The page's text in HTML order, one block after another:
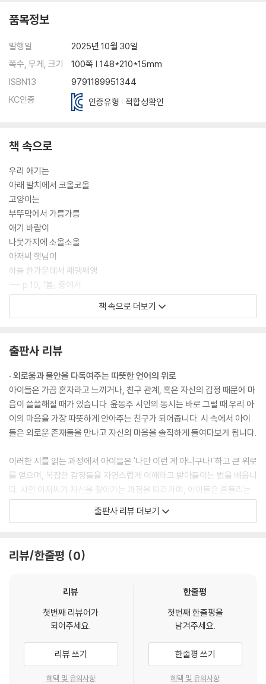
품목정보
발행일
2025년 10월 30일
쪽수, 무게, 크기
100쪽 | 148*210*15mm
ISBN13
9791189951344
KC인증
인증유형 : 적합성확인
책 속으로
우리 애기는
아래 발치에서 코올코올
고양이는
부뚜막에서 가릉가릉
애기 바람이
나뭇가지에 소올소올
아저씨 햇님이
하늘 한가운데서 째앵째앵
--- p.10, 「봄」 중에서
빨래줄에 두 다리를 드리우고
쨍쨍한 칠월 햇발은 고요히도
아담한 빨래에만 달린다.
--- p.38, 「빨래」 중에서
귀뚜라미와 나와
잔디밭에서 이야기했다.
귀뚤귀뚤
귀뚤귀뚤
아무에게도 알으켜주지 말고
우리 둘만 알자고 약속했다.
귀뚤귀뚤
달 밝은 밤에 이야기했다.
--- p.60, 「귀뚜라미와 나와」 중에서
책 속으로 더보기
출판사 리뷰
· 외로움과 불안을 다독여주는 따뜻한 언어의 위로
아이들은 가끔 혼자라고 느끼거나, 친구 관계, 혹은 자신의 감정 때문에 마
음이 쓸쓸해질 때가 있습니다. 윤동주 시인의 동시는 바로 그럴 때 우리 아
이의 마음을 가장 따뜻하게 안아주는 친구가 되어줍니다. 시 속에서 아이
들은 외로운 존재들을 만나고 자신의 마음을 솔직하게 들여다보게 됩니다.
이러한 시를 읽는 과정에서 아이들은 '나만 이런 게 아니구나!'하고 큰 위로
를 얻으며, 복잡한 감정들을 자연스럽게 이해하고 받아들이는 법을 배웁니
다. 시인 아저씨가 자신을 찾아가는 과정을 따라가며, 아이들은 흔들리는
감정을 스스로 다스릴 수 있는 단단한 마음의 힘을 키우고 자아 정체성을
형성하게 됩니다. 이 책은 우리 아이에게 정서적 안정감과 자기 이해를 선
· 언어의 재미를 더하는 친절한 편집과 풍부한 상상력
이 동시집은 현대의 아이들이 윤동주 시인과 가장 친밀하게 만날 수 있도
현대어로 다듬었습니다.
다만, 시인 특유의 서정적인 감성과 리듬감이 살아있는 표현들은 그대로
살려 원문의 특별한 울림을 경험하게 했습니다.
특히 시를 읽다가 궁금증이 생길 때를 대비해 시 아래에 ‘도움말’을 달아두
출판사 리뷰 더보기
리뷰/한줄평 0
리뷰
첫번째 리뷰어가
되어주세요.
리뷰 쓰기
혜택 및 유의사항
한줄평
첫번째 한줄평을
남겨주세요.
한줄평 쓰기
혜택 및 유의사항